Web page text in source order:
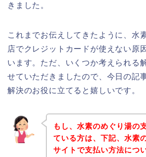
きました。
これまでお伝えしてきたように、水
店でクレジットカードが使えない原
います。ただ、いくつか考えられる
せていただきましたので、今日の記
解決のお役に立てると嬉しいです。
もし、水素のめぐり湯の
ている方は、下記、水素
サイトで支払い方法につ